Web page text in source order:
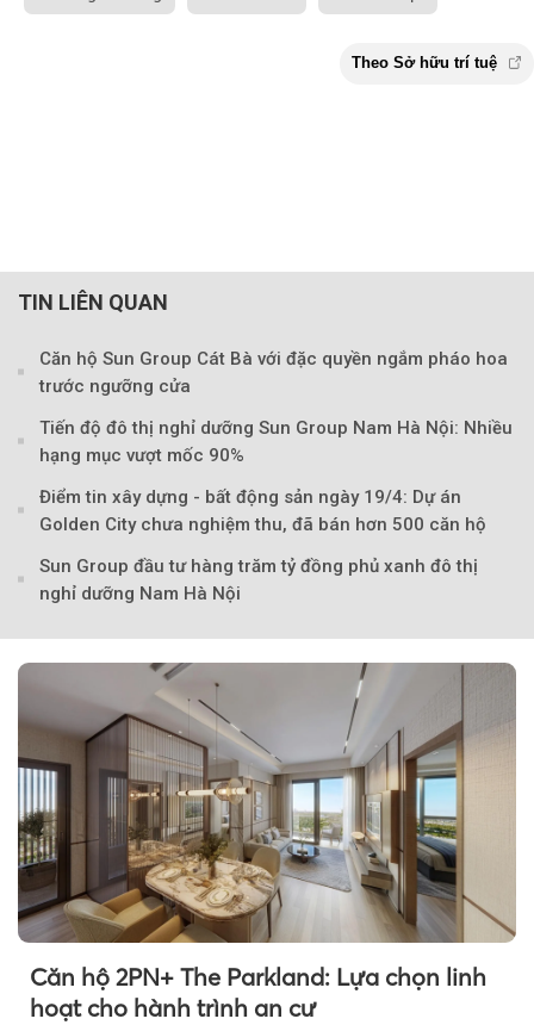
TIN LIÊN QUAN
Căn hộ Sun Group Cát Bà với đặc quyền ngắm pháo hoa
trước ngưỡng cửa
Tiến độ đô thị nghỉ dưỡng Sun Group Nam Hà Nội: Nhiều
hạng mục vượt mốc 90%
Điểm tin xây dựng - bất động sản ngày 19/4: Dự án
Golden City chưa nghiệm thu, đã bán hơn 500 căn hộ
Sun Group đầu tư hàng trăm tỷ đồng phủ xanh đô thị
nghỉ dưỡng Nam Hà Nội
Căn hộ 2PN+ The Parkland: Lựa chọn linh
hoạt cho hành trình an cư